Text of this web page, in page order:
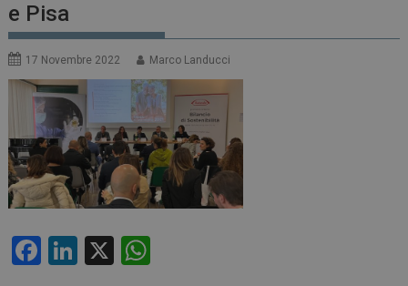
e Pisa
17 Novembre 2022 Marco Landucci
F
Li
X